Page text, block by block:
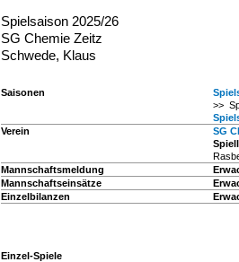
Spielsaison 2025/26
SG Chemie Zeitz
Schwede, Klaus
Saisonen
>>
Verein
SG
Mannschaftsmeldung
Mannschaftseinsätze
Einzelbilanzen
Einzel-Spiele